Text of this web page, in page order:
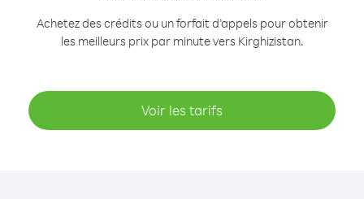
Achetez des crédits ou un forfait d’appels pour obtenir
les meilleurs prix par minute vers Kirghizistan.
Voir les tarifs